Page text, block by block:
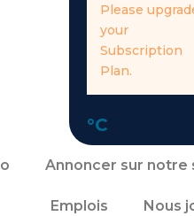
Please
your
Subscription
Plan.
°C
Annoncer sur notre
Emplois Nous